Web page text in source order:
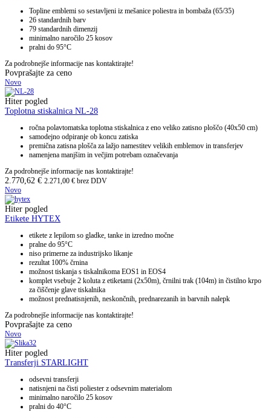
Topline emblemi so sestavljeni iz mešanice poliestra in bombaža (65/35)
26 standardnih barv
79 standardnih dimenzij
minimalno naročilo 25 kosov
pralni do 95°C
Za podrobnejše informacije nas kontaktirajte!
Povprašajte za ceno
Novo
Hiter pogled
Toplotna stiskalnica NL-28
ročna polavtomatska toplotna stiskalnica z eno veliko zatisno ploščo (40x50 cm)
samodejno odpiranje ob koncu zatiska
premična zatisna plošča za lažjo namestitev velikih emblemov in transferjev
namenjena manjšim in večjim potrebam označevanja
Za podrobnejše informacije nas kontaktirajte!
2.770,62 € 2.271,00 € brez DDV
Novo
Hiter pogled
Etikete HYTEX
etikete z lepilom so gladke, tanke in izredno močne
pralne do 95°C
niso primerne za industrijsko likanje
rezultat 100% črnina
možnost tiskanja s tiskalnikoma EOS1 in EOS4
komplet vsebuje 2 koluta z etiketami (2x50m), črnilni trak (104m) in čistilno krpo
za čiščenje glave tiskalnika
možnost prednatisnjenih, neskončnih, prednarezanih in barvnih nalepk
Za podrobnejše informacije nas kontaktirajte!
Povprašajte za ceno
Novo
Hiter pogled
Transferji STARLIGHT
odsevni transferji
natisnjeni na čisti poliester z odsevnim materialom
minimalno naročilo 25 kosov
pralni do 40°C